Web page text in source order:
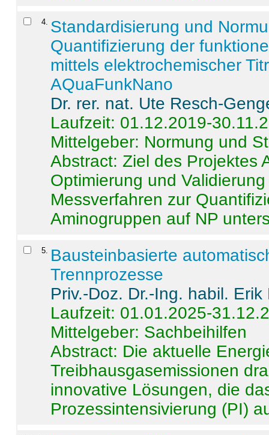
4 Standardisierung und
Quantifizierung der
mittels elektrochemischer
AQuaFunkNano
Dr. rer. nat. Ute Resch-
Laufzeit: 01.12.2019-
Mittelgeber: Normung und
Abstract:Ziel des Projektes
Optimierung und
Messverfahren zur
Aminogruppen auf NP
5
Bausteinbasierte
Trennprozesse
Priv.-Doz. Dr.-Ing. habil. Erik
Laufzeit: 01.01.2025-
Mittelgeber: Sachbeihilfen
Abstract: Die aktuelle
Treibhausgasemissionen
innovative Lösungen, die
Prozessintensivierung (PI)